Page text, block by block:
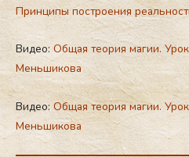
Принципы построения
Видео: Общая теория магии.
Меньшикова
Видео:Общая теория магии.
Меньшикова